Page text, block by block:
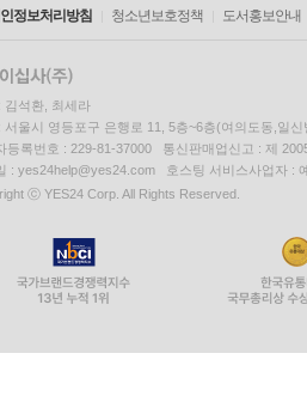
정보처리방침 청소년보호정책 도서홍보안내
김석환, 최세라
서울시 영등포구 은행로 11, 5층~6층(여의도동,일신
등록번호 : 229-81-37000 통신판매업신고 : 제
: yes24help@yes24.com 호스팅 서비스사업자 :
ⓒ YES24 Corp. All Rights Reserved.